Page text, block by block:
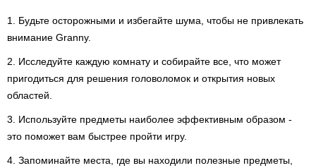
1. Будьте осторожными и избегайте шума, чтобы не привлекать
внимание Granny.
2. Исследуйте каждую комнату и собирайте все, что может
пригодиться для решения головоломок и открытия новых
областей.
3. Используйте предметы наиболее эффективным образом -
это поможет вам быстрее пройти игру.
4. Запоминайте места, где вы находили полезные предметы,